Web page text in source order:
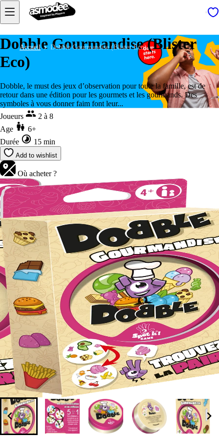
Accueil Dobble Gourmandise (Blister Eco)
Dobble Gourmandise (Blister
Eco)
Dobble, le must des jeux d’observation pour toute la famille, est de
retour dans une édition pour les gourmets et les gourmands. Des
symboles à vous donner faim font leur...
Joueurs
2 à 8
Age
6+
Durée
15 min
Add to wishlist
Où acheter ?